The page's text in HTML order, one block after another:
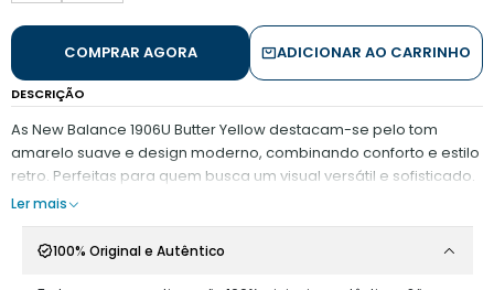
ADICIONAR AO CARRINHO
COMPRAR AGORA
DESCRIÇÃO
As New Balance 1906U Butter Yellow destacam-se pelo tom
amarelo suave e design moderno, combinando conforto e estilo
retro. Perfeitas para quem busca um visual versátil e sofisticado.
Ler mais
100% Original e Autêntico